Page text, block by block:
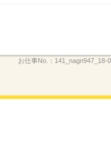
お仕事No.： 141_nagn947_18-